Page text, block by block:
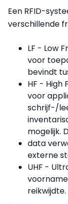
Een RFID-
verschillende
LF - Low
voor
bevindt
HF - High
voor
schrijf-/
mogelijk.
data
externe
UHF -
reikwijdte.